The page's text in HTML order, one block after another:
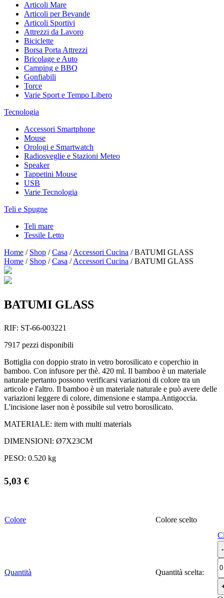
Articoli Mare
Articoli per Bevande
Articoli Sportivi
Attrezzi da Lavoro
Biciclette
Borsa Porta Attrezzi
Bricolage e Auto
Camping e BBQ
Gonfiabili
Torce
Varie Sport e Tempo Libero
Tecnologia
Accessori Smartphone
Mouse
Orologi e Smartwatch
Radiosveglie e Stazioni Meteo
Speaker
Tappetini Mouse
USB
Varie Tecnologia
Teli e Spugne
Teli mare
Tessile Letto
Home / Shop /Casa /Accessori Cucina /BATUMI GLASS
Home / Shop /Casa /Accessori Cucina /BATUMI GLASS
BATUMI GLASS
RIF: ST-66-003221
7917 pezzi disponibili
Bottiglia con doppio strato in vetro borosilicato e coperchio in
bamboo. Con infusore per thè. 420 ml. Il bamboo è un materiale
naturale pertanto possono verificarsi variazioni di colore tra un
articolo e l'altro. Il bamboo è un materiale naturale e può avere delle
variazioni leggere di colore, dimensione e stampa.Antigoccia.
L'incisione laser non è possibile sul vetro borosilicato.
MATERIALE: item with multi materials
DIMENSIONI: Ø7X23CM
PESO: 0.520 kg
5,03 €
Colore
Colore
Quantità Quantità scelta: